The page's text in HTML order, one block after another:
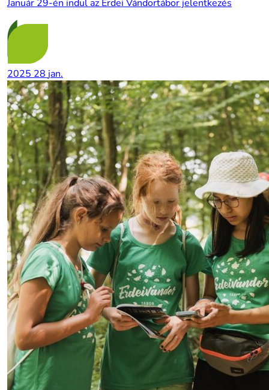
Január 29-én indul az Erdei Vándortábor jelentkezés
202528jan.